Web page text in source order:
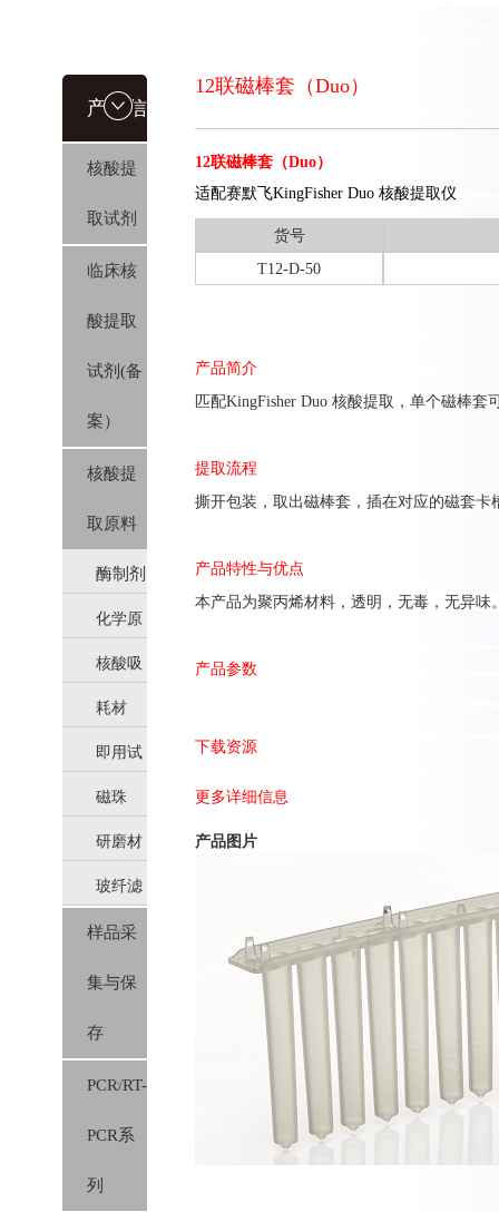
产品信
息
核酸提
取试剂
临床核
酸提取
试剂(备
案）
核酸提
取原料
酶制剂
化学原
料
核酸吸
附柱
耗材
即用试
剂
磁珠
研磨材
料
玻纤滤
膜（硅
胶膜）
样品采
集与保
存
PCR/RT-
PCR系
列
12联磁棒套（Duo）
12联磁棒套（Duo）
适配赛默飞KingFisher Duo 核酸提取仪
货号
T12-D-50
产品简介
匹配KingFisher Duo 核酸提取 ，单个磁棒套
提取流程
撕开包装，取出磁棒套，插在对应的磁套卡
产品特性与优点
本产品为聚丙烯材料，透明，无毒，无异味
产品参数
下载资源
更多详细信息
产品图片